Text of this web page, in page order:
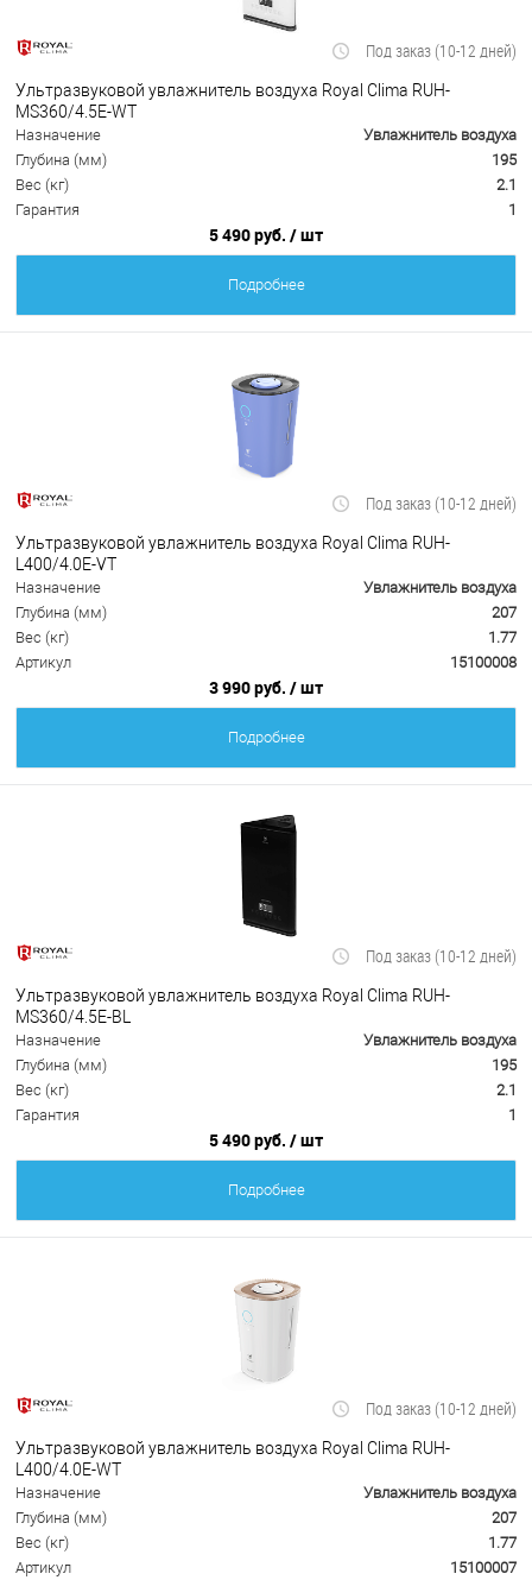
Под заказ (10-12 дней)
Ультразвуковой увлажнитель воздуха Royal Clima RUH-
MS360/4.5E-WT
Назначение
Увлажнитель воздуха
Глубина (мм)
195
Вес (кг)
2.1
Гарантия
1
5 490 руб. / шт
Подробнее
Под заказ (10-12 дней)
Ультразвуковой увлажнитель воздуха Royal Clima RUH-
L400/4.0E-VT
Назначение
Увлажнитель воздуха
Глубина (мм)
207
Вес (кг)
1.77
Артикул
15100008
3 990 руб. / шт
Подробнее
Под заказ (10-12 дней)
Ультразвуковой увлажнитель воздуха Royal Clima RUH-
MS360/4.5E-BL
Назначение
Увлажнитель воздуха
Глубина (мм)
195
Вес (кг)
2.1
Гарантия
1
5 490 руб. / шт
Подробнее
Под заказ (10-12 дней)
Ультразвуковой увлажнитель воздуха Royal Clima RUH-
L400/4.0E-WT
Назначение
Увлажнитель воздуха
Глубина (мм)
207
Вес (кг)
1.77
Артикул
15100007